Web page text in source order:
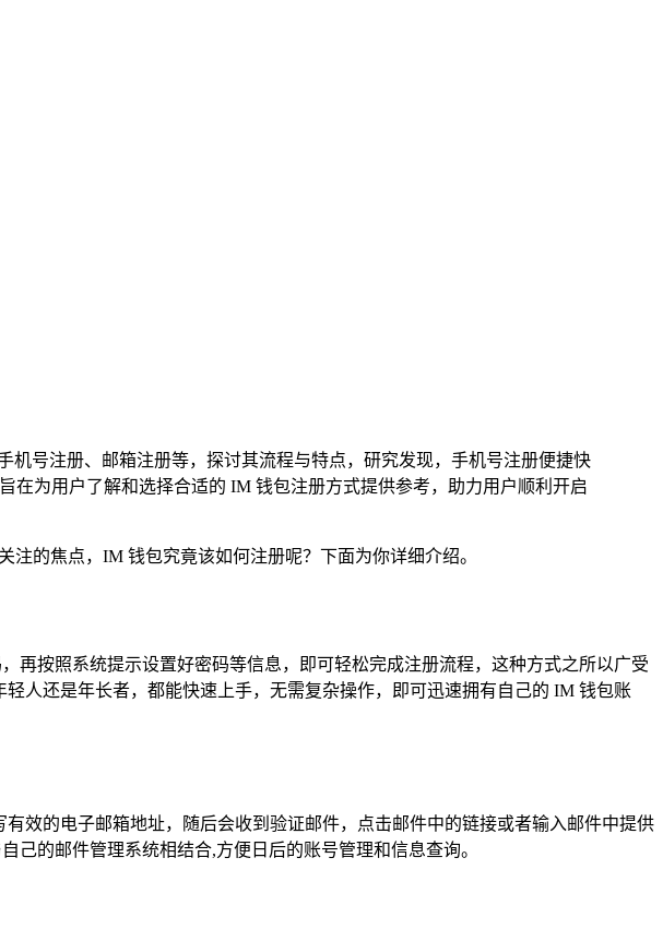
号注册、邮箱注册等，探讨其流程与特点，研究发现，手机号注册便捷快
在为用户了解和选择合适的 IM 钱包注册方式提供参考，助力用户顺利开启
注的焦点，IM 钱包究竟该如何注册呢？下面为你详细介绍。
再按照系统提示设置好密码等信息，即可轻松完成注册流程，这种方式之所以广受
人还是年长者，都能快速上手，无需复杂操作，即可迅速拥有自己的 IM 钱包账
效的电子邮箱地址，随后会收到验证邮件，点击邮件中的链接或者输入邮件中提供
的邮件管理系统相结合,方便日后的账号管理和信息查询。